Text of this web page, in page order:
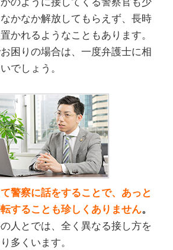
かなか解放してもらえず、長時
かれるようなこともあります。
困りの場合は、一度弁護士に相
でしょう。
警察に話をすることで、あっと
することも珍しくありません。
人とでは、全く異なる接し方を
多くいます。